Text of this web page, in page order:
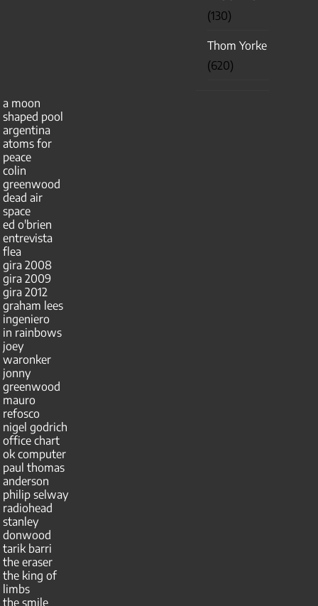
(130)
Thom Yorke
(620)
a moon
shaped pool
argentina
atoms for
peace
colin
greenwood
dead air
space
ed o'brien
entrevista
flea
gira 2008
gira 2009
gira 2012
graham lees
ingeniero
in rainbows
joey
waronker
jonny
greenwood
mauro
refosco
nigel godrich
office chart
ok computer
paul thomas
anderson
philip selway
radiohead
stanley
donwood
tarik barri
the eraser
the king of
limbs
the smile